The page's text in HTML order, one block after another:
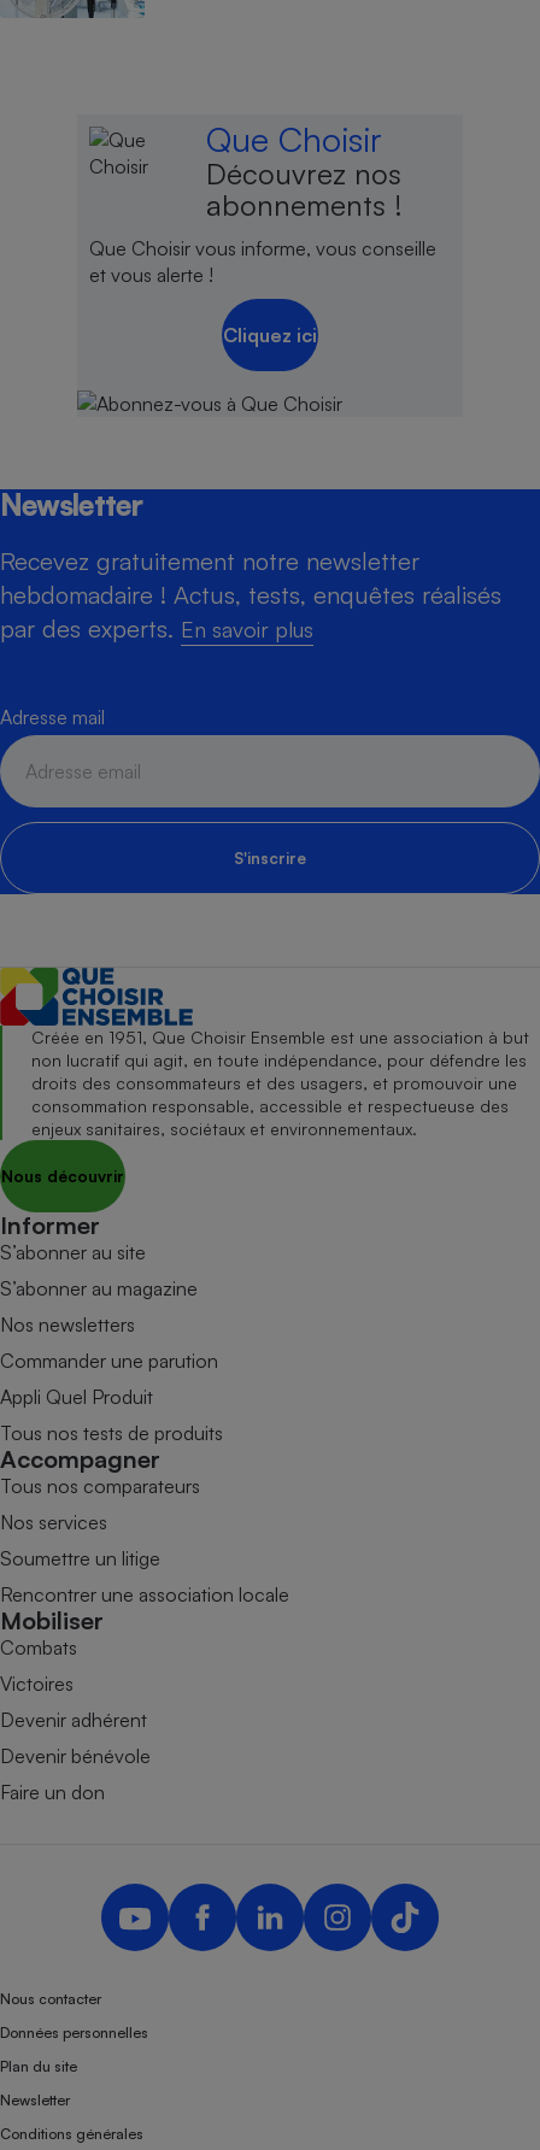
Que Choisir
Découvrez nos
abonnements !
Que Choisir vous informe, vous conseille
et vous alerte !
Cliquez ici
Newsletter
Recevez gratuitement notre newsletter
hebdomadaire ! Actus, tests, enquêtes réalisés
par des experts. En savoir plus
Adresse mail
S'inscrire
Créée en 1951, Que Choisir Ensemble est une association à but
non lucratif qui agit, en toute indépendance, pour défendre les
droits des consommateurs et des usagers, et promouvoir une
consommation responsable, accessible et respectueuse des
enjeux sanitaires, sociétaux et environnementaux.
Nous découvrir
Informer
S’abonner au site
S’abonner au magazine
Nos newsletters
Commander une parution
Appli Quel Produit
Tous nos tests de produits
Accompagner
Tous nos comparateurs
Nos services
Soumettre un litige
Rencontrer une association locale
Mobiliser
Combats
Victoires
Devenir adhérent
Devenir bénévole
Faire un don
Nous contacter
Données personnelles
Plan du site
Newsletter
Conditions générales